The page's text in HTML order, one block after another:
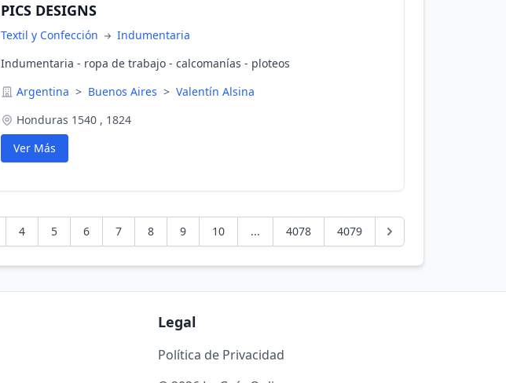
PICS DESIGNS
Textil y Confección
Indumentaria
Indumentaria - ropa de trabajo - calcomanías - ploteos
Argentina > Buenos Aires > Valentín Alsina
Honduras 1540 , 1824
Ver Más
4 5 6 7 8 9 10 ... 4078 4079
Legal
Política de Privacidad